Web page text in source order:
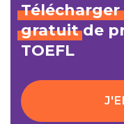
Télécharger
gratuitde
TOEFL